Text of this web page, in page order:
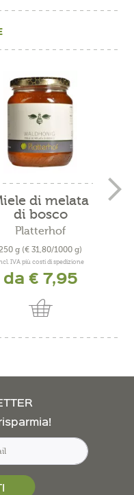
di melata
di bosco
Platterhof
g (€ 31,80/1000 g)
IVA più costi di spedizione
da € 7,95